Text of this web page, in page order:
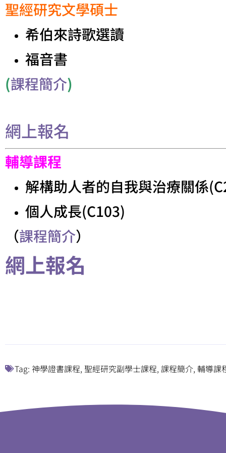
聖經研究文學碩士
希伯來詩歌選讀
福音書
(課程簡介)
網上報名
輔導課程
解構助人者的自我與治療關係
個人成長(C103)
（課程簡介）
網上報名
Tag: 神學證書課程, 聖經研究副學士課程, 課程簡介, 輔導課